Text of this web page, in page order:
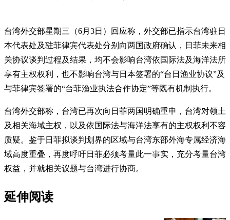
台湾外交部星期三（6月3日）回应称，外交部已指示台湾驻日
本代表处及驻菲律宾代表处分别向两国政府确认，日菲未来相
关协议谈判过程及结果，均不会影响台湾依国际法及海洋法所
享有主权权利，也不影响台湾与日本签署的“台日渔业协议”及
与菲律宾签署的“台菲渔业执法合作协定”等既有机制执行。
台湾外交部称，台湾已再次向日菲两国明确重申，台湾对领土
及相关海域主权，以及依国际法与海洋法享有的主权权利不容
质疑。鉴于日菲拟谈判划界的区域与台湾东部外海专属经济海
域高度重叠，再度呼吁日菲必须考量此一事实，充分考量台湾
权益，并就相关议题与台湾进行协商。
延伸阅读